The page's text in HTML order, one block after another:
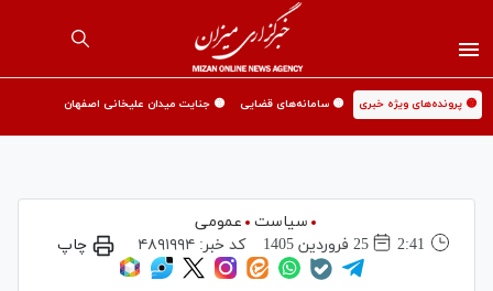
🟡 پرونده‌های ویژه خبری 🟡 سامانه‌های قضایی 🟡 جنایت میدان علیخانی اصفهان
سیاست
عمومی
2:41
25 فروردين 1405 کد خبر: ۴۸۹۱۹۹۴ چاپ